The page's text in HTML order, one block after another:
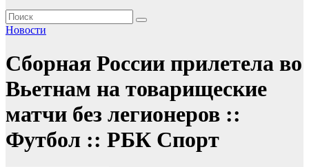
Новости
Сборная России прилетела во
Вьетнам на товарищеские
матчи без легионеров ::
Футбол :: РБК Спорт